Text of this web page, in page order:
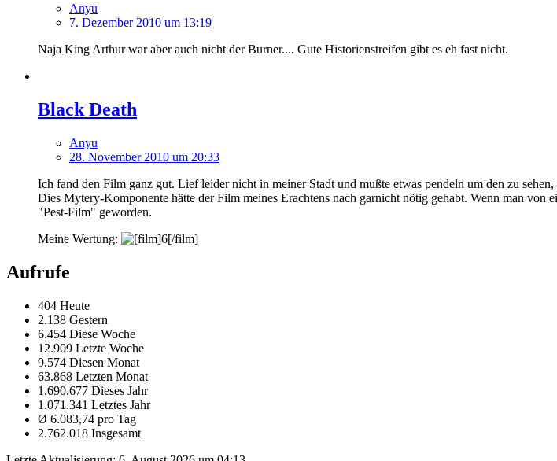
Anyu
7. Dezember 2010 um 13:19
Naja King Arthur war aber auch nicht der Burner.... Gute Historienstreifen gibt es eh fast nicht.
Black Death
Anyu
28. November 2010 um 20:33
Ich fand den Film ganz gut. Lief leider nicht in meiner Stadt und mußte etwas pendeln um den zu
Dies Mytery-Komponente hätte der Film meines Erachtens nach garnicht nötig gehabt. Wenn man
"Pest-Film" geworden.
Meine Wertung:
Aufrufe
404 Heute
2.138 Gestern
6.454 Diese Woche
12.909 Letzte Woche
9.574 Diesen Monat
63.868 Letzten Monat
1.690.677 Dieses Jahr
1.071.341 Letztes Jahr
Ø 6.083,74 pro Tag
2.762.018 Insgesamt